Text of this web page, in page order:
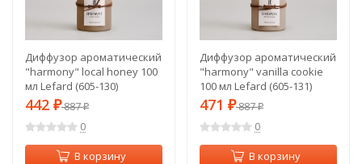
Диффузор ароматический
"harmony" local honey 100
мл Lefard (605-130)
442 ₽887₽
0
В корзину
Диффузор ароматический
"harmony" vanilla cookie
100 мл Lefard (605-131)
471 ₽887₽
0
В корзину